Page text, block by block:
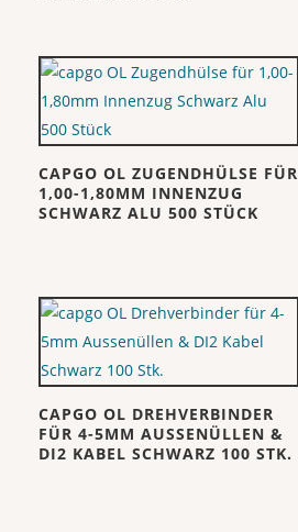
CAPGO OL ZUGENDHÜLSE FÜR
1,00-1,80MM INNENZUG
SCHWARZ ALU 500 STÜCK
CAPGO OL DREHVERBINDER
FÜR 4-5MM AUSSENÜLLEN &
DI2 KABEL SCHWARZ 100 STK.